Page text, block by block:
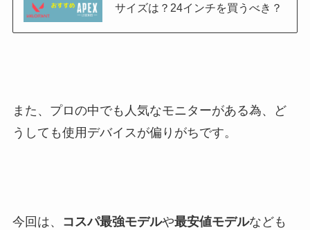
サイズは？24インチを買うべき？
また、プロの中でも人気なモニターがある為、ど
うしても使用デバイスが偏りがちです。
今回は、 コスパ最強モデルや最安値モデルなども